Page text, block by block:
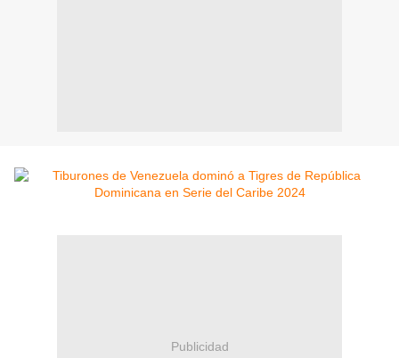
Publicidad